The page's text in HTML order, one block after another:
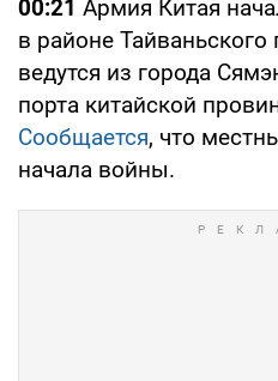
00:21 Армия Китая
в районе
ведутся из города
порта китайской
Сообщается, что
начала войны.